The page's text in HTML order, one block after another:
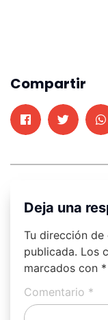
Compartir
Deja una
Tu dirección
publicada. Los
marcados con *
Comentario *